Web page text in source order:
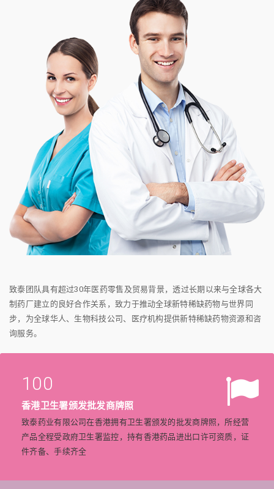
致泰团队具有超过30年医药零售及贸易背景，透过长期以来与全球各大
制药厂建立的良好合作关系，致力于推动全球新特稀缺药物与世界同
步，为全球华人、生物科技公司、医疗机构提供新特稀缺药物资源和咨
询服务。
100
香港卫生署颁发批发商牌照
致泰药业有限公司在香港拥有卫生署颁发的批发商牌照，所经营
产品全程受政府卫生署监控，持有香港药品进出口许可资质，证
件齐备、手续齐全